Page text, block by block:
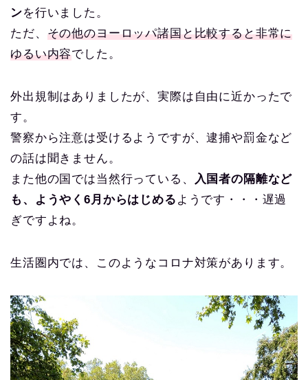
ンを行いました。
ただ、 その他のヨーロッパ諸国と比較すると非常に
ゆるい内容でした。
外出規制はありましたが、実際は自由に近かったで
す。
警察から注意は受けるようですが、逮捕や罰金など
の話は聞きません。
また他の国では当然行っている、
入国者の隔離など
も、ようやく6月からはじめる ようです・・・遅過
ぎですよね。
生活圏内では、このようなコロナ対策があります。